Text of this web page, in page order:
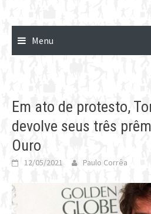
Menu
Em ato de protesto,
devolve seus três
Ouro
12/05/2021 Paulo Corrêa